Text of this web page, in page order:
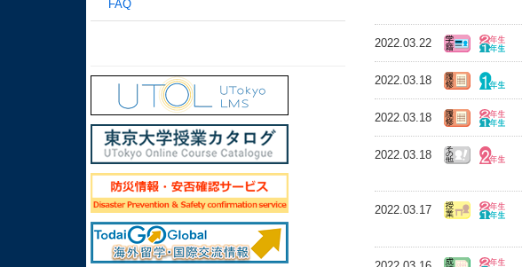
2022.03.22
2022.03.18
2022.03.18
2022.03.18
2022.03.17
FAQ